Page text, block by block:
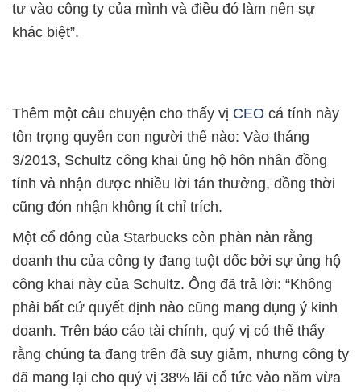
tư vào công ty của mình và điều đó làm nên sự
khác biệt”.
Thêm một câu chuyện cho thấy vị CEO cá tính này
tôn trọng quyền con người thế nào: Vào tháng
3/2013, Schultz công khai ủng hộ hôn nhân đồng
tính và nhận được nhiều lời tán thưởng, đồng thời
cũng đón nhận không ít chỉ trích.
Một cổ đông của Starbucks còn phàn nàn rằng
doanh thu của công ty đang tuột dốc bởi sự ủng hộ
công khai này của Schultz. Ông đã trả lời: “Không
phải bất cứ quyết định nào cũng mang dụng ý kinh
doanh. Trên báo cáo tài chính, quý vị có thể thấy
rằng chúng ta đang trên đà suy giảm, nhưng công ty
đã mang lại cho quý vị 38% lãi cổ tức vào năm vừa